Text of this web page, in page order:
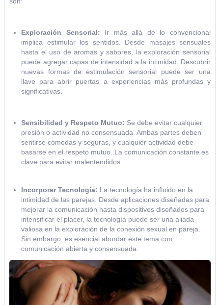
Exploración Sensorial: Ir más allá de lo convencional
implica estimular los sentidos. Desde masajes sensuales
hasta el uso de aromas y sabores, la exploración sensorial
puede agregar capas de intensidad a la intimidad. Descubrir
nuevas formas de estimulación sensorial puede ser una
llave para abrir puertas a experiencias más profundas y
significativas.
Sensibilidad y Respeto Mutuo: Se debe evitar cualquier
presión o actividad no consensuada. Ambas partes deben
sentirse cómodas y seguras, y cualquier actividad debe
basarse en el respeto mutuo. La comunicación constante es
clave para evitar malentendidos.
Incorporar Tecnología: La tecnología ha influido en la
intimidad de las parejas. Desde aplicaciones diseñadas para
mejorar la comunicación hasta dispositivos diseñados para
intensificar el placer, la tecnología puede ser una aliada
valiosa en la exploración de la conexión sexual en pareja.
Sin embargo, es esencial abordar este tema con
comunicación abierta y consensuada.